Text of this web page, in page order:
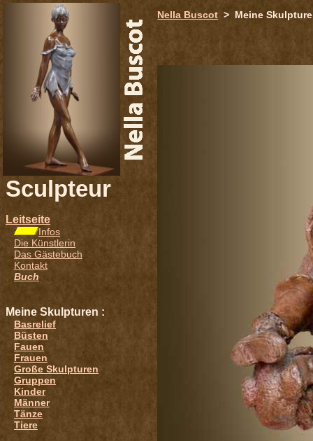
Sculpteur
Leitseite
Infos
Die Künstlerin
Das Gästebuch
Kontakt
Buch
Meine Skulpturen :
Basrelief
Büsten
Fauen
Frauen
Große Skulpturen
Gruppen
Kinder
Männer
Tänze
Tiere
Nella Buscot > Meine